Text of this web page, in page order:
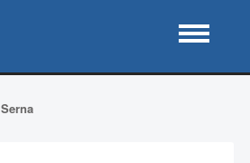
Serna